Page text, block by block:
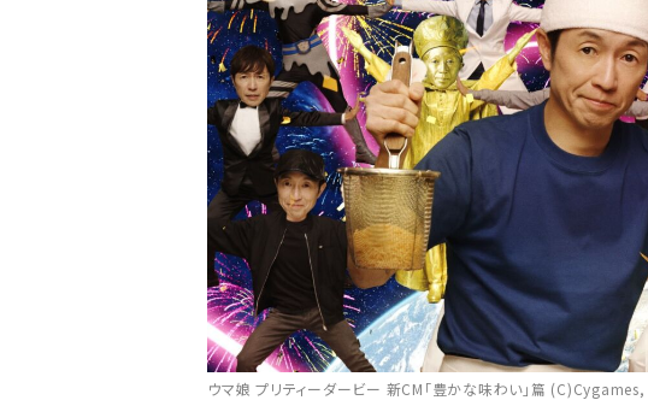
ウマ娘 プリティーダービー 新CM「豊かな味わい」篇
注目のニュース
【キングジョージ】ルメール「坂の上で休憩が必
要でした」マスカレー...
【
ヴ